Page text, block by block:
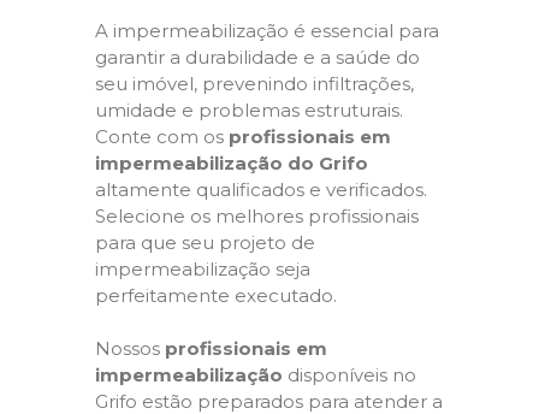
A impermeabilização é essencial para
garantir a durabilidade e a saúde do
seu imóvel, prevenindo infiltrações,
umidade e problemas estruturais.
Conte com os profissionais em
impermeabilização do Grifo
altamente qualificados e verificados.
Selecione os melhores profissionais
para que seu projeto de
impermeabilização seja
perfeitamente executado.
Nossos profissionais em
impermeabilização disponíveis no
Grifo estão preparados para atender a